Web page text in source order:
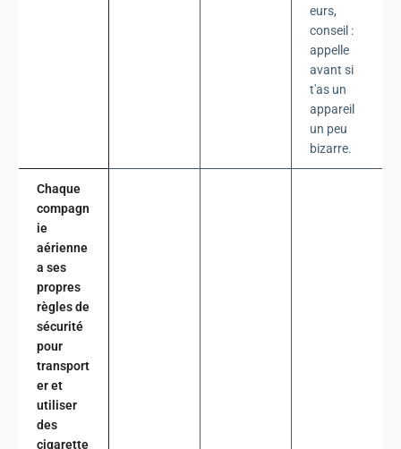
eurs,
conseil :
appelle
avant si
t'as un
appareil
un peu
bizarre.
Chaque
compagn
ie
aérienne
a ses
propres
règles de
sécurité
pour
transport
er et
utiliser
des
cigarette